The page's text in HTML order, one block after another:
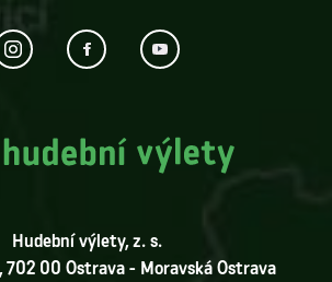
Hudební výlety, z. s.
702 00 Ostrava - Moravská Ostrava